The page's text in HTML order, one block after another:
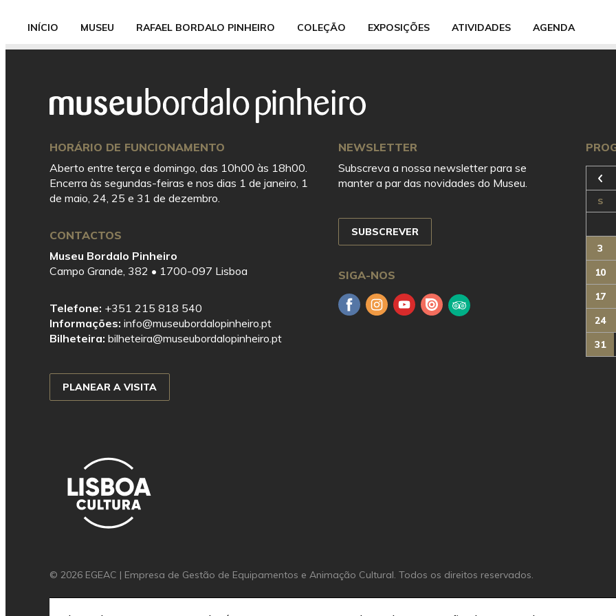
Saltar
conteúdo
INÍCIO MUSEU RAFAEL BORDALO PINHEIRO COLEÇÃO EXPOSIÇÕES ATIVIDADES AGENDA
Mostrar
HORÁRIO DE FUNCIONAMENTO
Aberto entre terça e domingo, das 10h00 às 18h00.
Encerra às segundas-feiras e nos dias 1 de janeiro, 1
de maio, 24, 25 e 31 de dezembro.
CONTACTOS
Museu Bordalo Pinheiro
Campo Grande, 382 • 1700-097 Lisboa
Telefone: +351 215 818 540
Informações: info@museubordalopinheiro.pt
Bilheteira: bilheteira@museubordalopinheiro.pt
PLANEAR A VISITA
NEWSLETTER
Subscreva a nossa newsletter para se
manter a par das novidades do Museu.
SUBSCREVER
SIGA-NOS
FacebookInstagram
YouTube
IssuuTrip
Advisor
AnteriorS
3
10
17
24
31
© 2026 EGEAC | Empresa de Gestão de Equipamentos e Animação Cultural. Todos os direitos reservados.